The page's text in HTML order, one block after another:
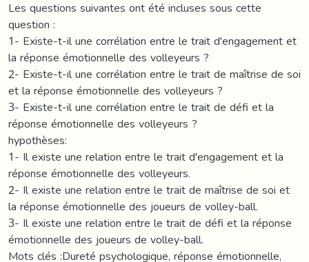
Les questions suivantes ont été incluses sous cette
question :
1- Existe-t-il une corrélation entre le trait d'engagement et
la réponse émotionnelle des volleyeurs ?
2- Existe-t-il une corrélation entre le trait de maîtrise de soi
et la réponse émotionnelle des volleyeurs ?
3- Existe-t-il une corrélation entre le trait de défi et la
réponse émotionnelle des volleyeurs ?
hypothèses:
1- Il existe une relation entre le trait d'engagement et la
réponse émotionnelle des volleyeurs.
2- Il existe une relation entre le trait de maîtrise de soi et
la réponse émotionnelle des joueurs de volley-ball.
3- Il existe une relation entre le trait de défi et la réponse
émotionnelle des joueurs de volley-ball.
Mots clés :Dureté psychologique, réponse émotionnelle,